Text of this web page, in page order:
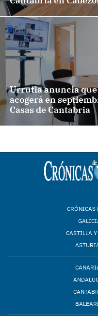
Urrutia anuncia
acogerá en
Casas de Cantabria
CRÓNICAS
CASTILLA